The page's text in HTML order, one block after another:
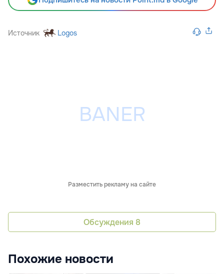
Источник Logos
Разместить рекламу на сайте
Обсуждения 8
Похожие новости